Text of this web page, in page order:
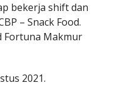
bekerja shift dan
– Snack Food.
Fortuna Makmur
2021.